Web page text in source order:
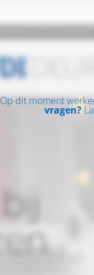
Op dit moment
vragen?